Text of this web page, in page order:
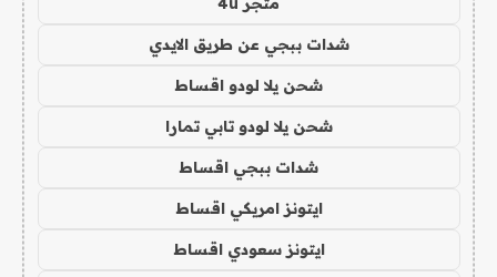
شدات ببجي عن طريق الايدي
شحن يلا لودو اقساط
شحن يلا لودو تابي تمارا
شدات ببجي اقساط
ايتونز امريكي اقساط
ايتونز سعودي اقساط